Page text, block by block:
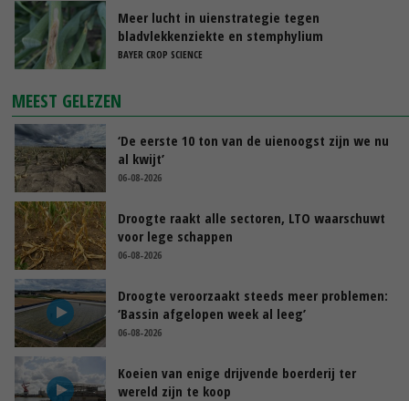
Meer lucht in uienstrategie tegen
bladvlekkenziekte en stemphylium
BAYER CROP SCIENCE
MEEST GELEZEN
‘De eerste 10 ton van de uienoogst zijn we nu
al kwijt’
06-08-2026
Droogte raakt alle sectoren, LTO waarschuwt
voor lege schappen
06-08-2026
Droogte veroorzaakt steeds meer problemen:
‘Bassin afgelopen week al leeg’
06-08-2026
Koeien van enige drijvende boerderij ter
wereld zijn te koop